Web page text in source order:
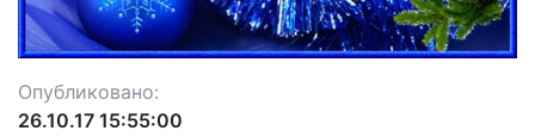
Опубликовано:
26.10.17 15:55:00